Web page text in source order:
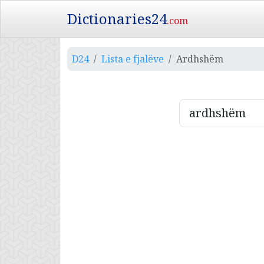
Dictionaries24.com
D24 Lista e fjalëve Ardhshëm